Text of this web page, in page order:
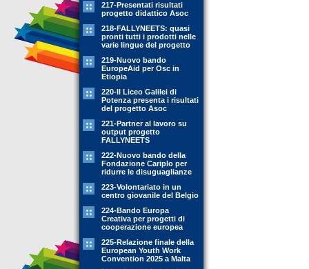
217-Presentati risultati
progetto didattico Asoc
218-FALLYNEETS: quasi
pronti tutti i prodotti nelle
varie lingue del progetto
219-Nuovo bando
EuropeAid per Osc in
Etiopia
220-Il Liceo Galilei di
Potenza presenta i risultati
del progetto Asoc
221-Partner al lavoro su
output progetto
FALLYNEETS
222-Nuovo bando della
Fondazione Cariplo per
ridurre le disuguaglianze
223-Volontariato in un
centro giovanile del Belgio
224-Bando Europa
Creativa per progetti di
cooperazione europea
225-Relazione finale della
European Youth Work
Convention 2025 a Malta